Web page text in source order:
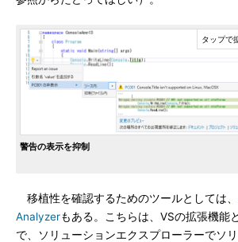
警告の表示を抑制
移植性を確認するためのツールとしては、
Analyzerもある。こちらは、VSの拡張機能
で、ソリューションエクスプローラーでソ